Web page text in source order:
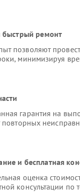
быстрый ремонт
позволяют
минимизируя
гарантия на
и бесплатная
оценка
консультации по